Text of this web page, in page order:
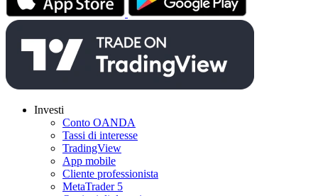
Investi
Conto OANDA
Tassi di interesse
TradingView
App mobile
Cliente professionista
MetaTrader 5